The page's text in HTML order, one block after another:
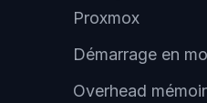
Proxmox
Démarrage en
Overhead